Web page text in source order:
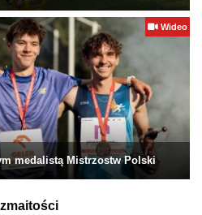
Wideo
medalistą Mistrzostw Polski